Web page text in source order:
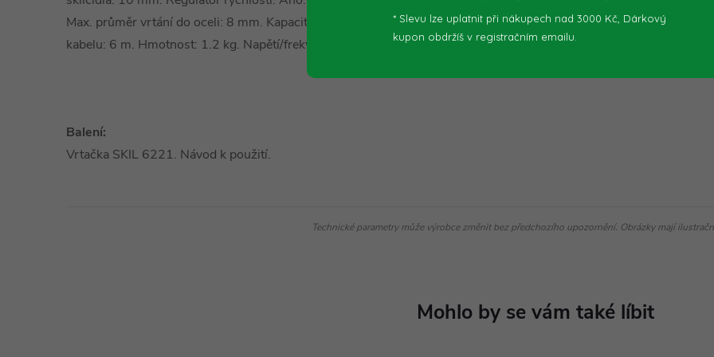
Max. průměr vrtání do oceli: 8 mm. Kapacita šroubování: 6 mm. Délka napájecího
kabelu: 6 m. Hmotnost: 1.2 kg. Napětí/frekvence: 220-240 V/50-60 Hz.
Balení:
Vrtačka SKIL 6221. Návod k použití.
Technické parametry může výrobce změnit bez předchozího upozornění. Obrázky mají
* Slevu lze uplatnit při nákupech nad 3000 Kč, Dárkový
kupon obdržíš v registračním emailu.